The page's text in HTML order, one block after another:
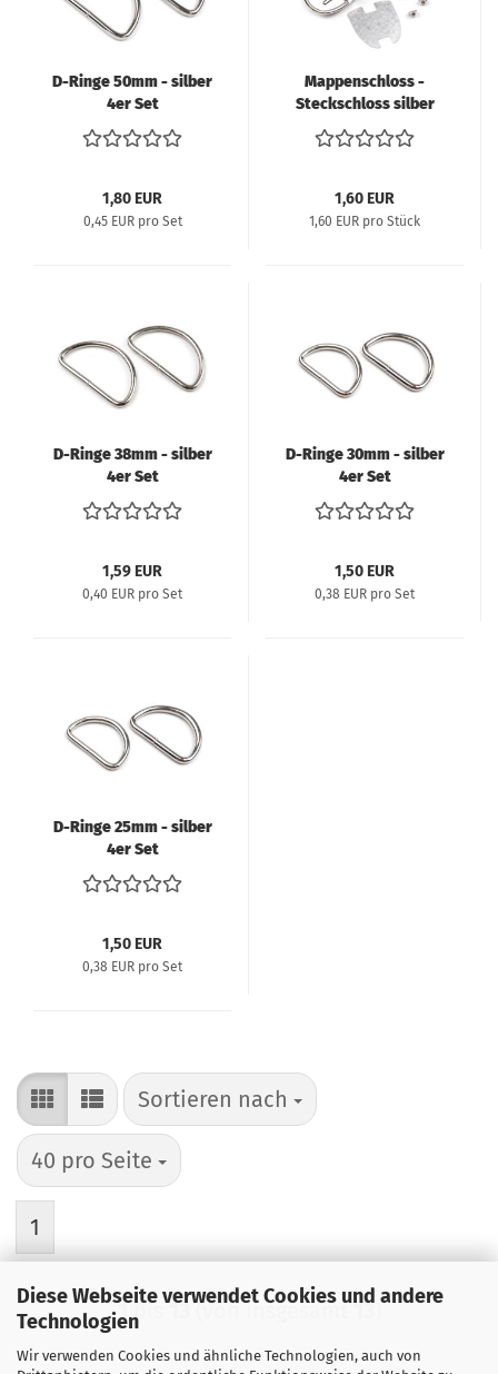
Diese Webseite verwendet Cookies und andere
Technologien
Wir verwenden Cookies und ähnliche Technologien, auch von
D-Ringe 50mm - silber
4er Set
1,80 EUR
0,45 EUR pro Set
Mappenschloss -
Steckschloss silber
1,60 EUR
1,60 EUR pro Stück
D-Ringe 38mm - silber
4er Set
1,59 EUR
0,40 EUR pro Set
D-Ringe 30mm - silber
4er Set
1,50 EUR
0,38 EUR pro Set
D-Ringe 25mm - silber
4er Set
1,50 EUR
0,38 EUR pro Set
Sortieren nach
Sortieren nach
40 pro Seite
pro Seite
1
1bis13(von insgesamt13)